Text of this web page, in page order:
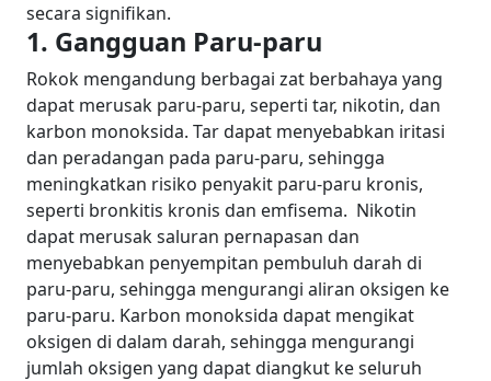
secara signifikan.
1. Gangguan Paru-paru
Rokok mengandung berbagai zat berbahaya yang
dapat merusak paru-paru, seperti tar, nikotin, dan
karbon monoksida. Tar dapat menyebabkan iritasi
dan peradangan pada paru-paru, sehingga
meningkatkan risiko penyakit paru-paru kronis,
seperti bronkitis kronis dan emfisema. Nikotin
dapat merusak saluran pernapasan dan
menyebabkan penyempitan pembuluh darah di
paru-paru, sehingga mengurangi aliran oksigen ke
paru-paru. Karbon monoksida dapat mengikat
oksigen di dalam darah, sehingga mengurangi
jumlah oksigen yang dapat diangkut ke seluruh